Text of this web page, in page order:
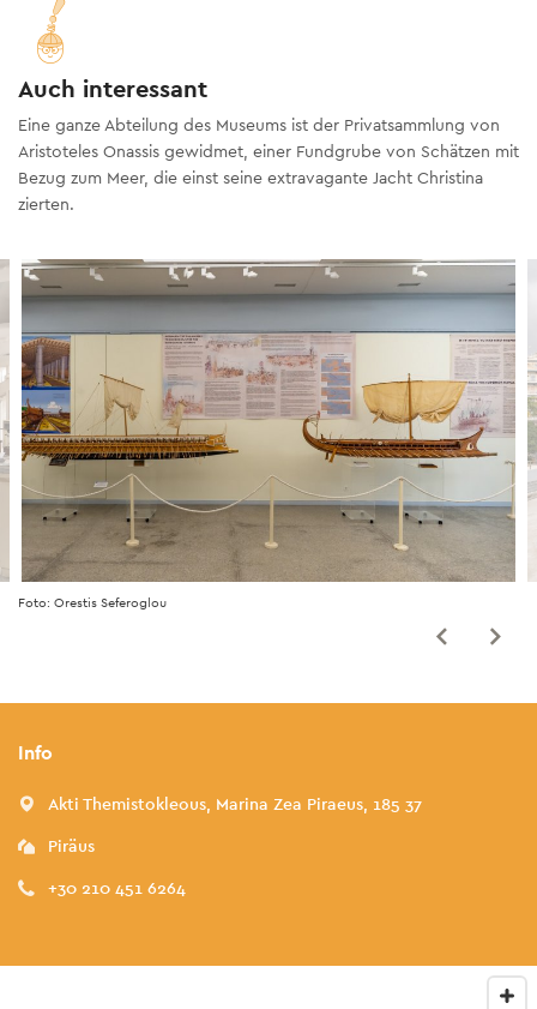
Auch interessant
Eine ganze Abteilung des Museums ist der Privatsammlung von
Aristoteles Onassis gewidmet, einer Fundgrube von Schätzen mit
Bezug zum Meer, die einst seine extravagante Jacht Christina
zierten.
Foto: Orestis Seferoglou
Info
Akti Themistokleous, Marina Zea Piraeus, 185 37
Piräus
+30 210 451 6264